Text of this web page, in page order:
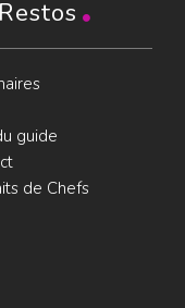
guide
de Chefs